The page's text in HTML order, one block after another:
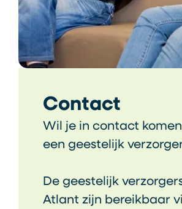
Contact
Wil je in contact
een geestelijk
De geestelijk
Atlant zijn bereikbaar